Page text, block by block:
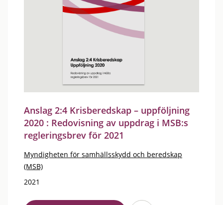
Anslag 2:4 Krisberedskap – uppföljning
2020 : Redovisning av uppdrag i MSB:s
regleringsbrev för 2021
Myndigheten för samhällsskydd och beredskap
(MSB)
2021